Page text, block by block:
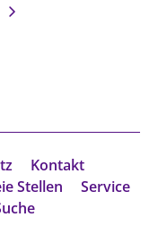
Kontakt
Stellen
Service